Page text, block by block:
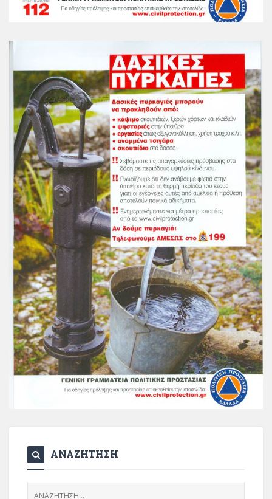
ΑΝΑΖΗΤΗΣΗ